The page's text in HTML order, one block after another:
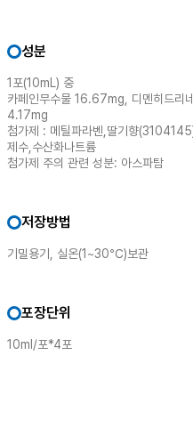
성분
1포(10mL) 중
카페인무수물 16.67mg, 디멘히드리
4.17mg
첨가제 : 메틸파라벤,딸기향
제수,수산화나트륨
첨가제 주의 관련 성분: 아스파탐
저장방법
기밀용기, 실온(1~30℃)보관
포장단위
10ml/포*4포